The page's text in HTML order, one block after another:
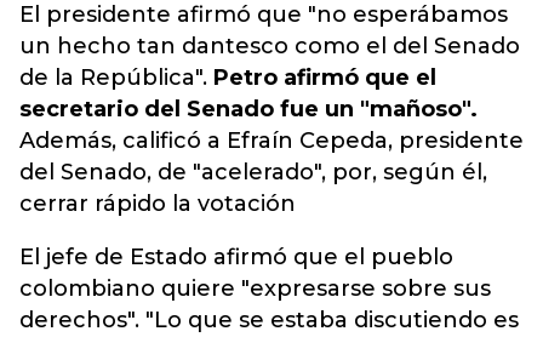
El presidente afirmó que "no esperábamos
un hecho tan dantesco como el del Senado
de la República". Petro afirmó que el
secretario del Senado fue un "mañoso".
Además, calificó a Efraín Cepeda, presidente
del Senado, de "acelerado", por, según él,
cerrar rápido la votación
El jefe de Estado afirmó que el pueblo
colombiano quiere "expresarse sobre sus
derechos". "Lo que se estaba discutiendo es